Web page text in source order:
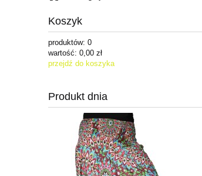
Koszyk
produktów: 0
wartość: 0,00 zł
przejdź do koszyka
Produkt dnia